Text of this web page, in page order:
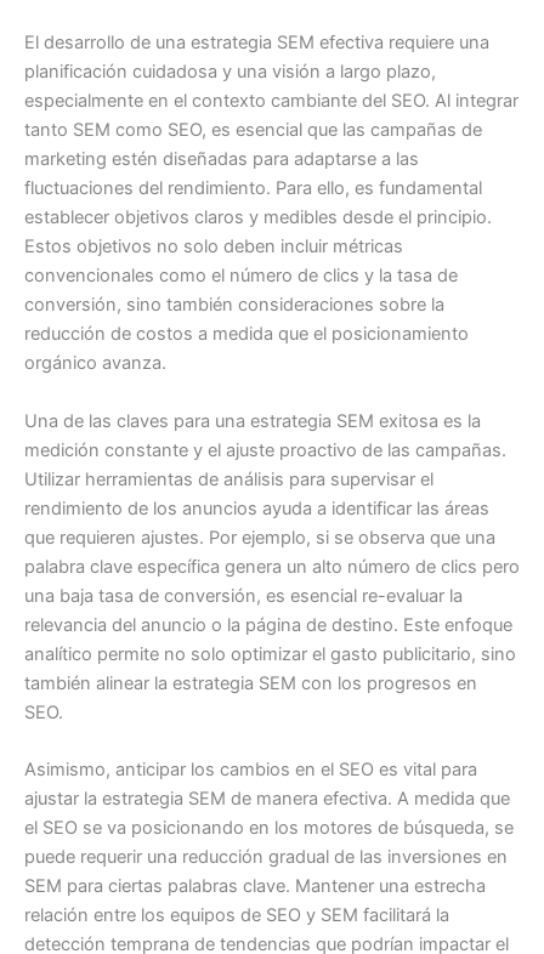
El desarrollo de una estrategia SEM efectiva requiere una
planificación cuidadosa y una visión a largo plazo,
especialmente en el contexto cambiante del SEO. Al integrar
tanto SEM como SEO, es esencial que las campañas de
marketing estén diseñadas para adaptarse a las
fluctuaciones del rendimiento. Para ello, es fundamental
establecer objetivos claros y medibles desde el principio.
Estos objetivos no solo deben incluir métricas
convencionales como el número de clics y la tasa de
conversión, sino también consideraciones sobre la
reducción de costos a medida que el posicionamiento
orgánico avanza.
Una de las claves para una estrategia SEM exitosa es la
medición constante y el ajuste proactivo de las campañas.
Utilizar herramientas de análisis para supervisar el
rendimiento de los anuncios ayuda a identificar las áreas
que requieren ajustes. Por ejemplo, si se observa que una
palabra clave específica genera un alto número de clics pero
una baja tasa de conversión, es esencial re-evaluar la
relevancia del anuncio o la página de destino. Este enfoque
analítico permite no solo optimizar el gasto publicitario, sino
también alinear la estrategia SEM con los progresos en
SEO.
Asimismo, anticipar los cambios en el SEO es vital para
ajustar la estrategia SEM de manera efectiva. A medida que
el SEO se va posicionando en los motores de búsqueda, se
puede requerir una reducción gradual de las inversiones en
SEM para ciertas palabras clave. Mantener una estrecha
relación entre los equipos de SEO y SEM facilitará la
detección temprana de tendencias que podrían impactar el